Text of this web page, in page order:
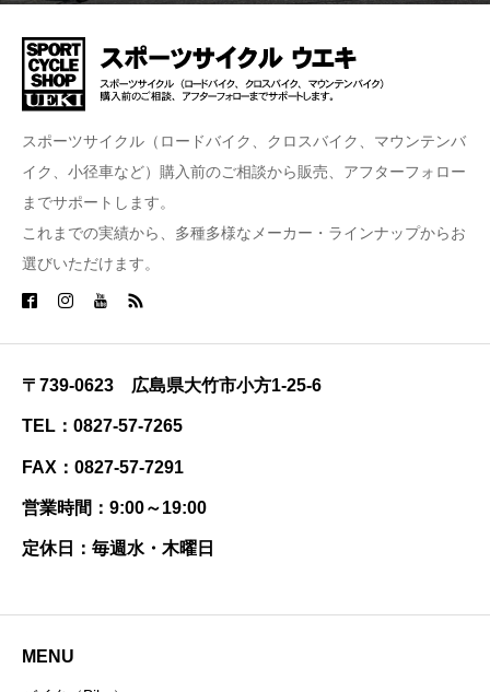
スポーツサイクル（ロードバイク、クロスバイク、マウンテンバ
イク、小径車など）購入前のご相談から販売、アフターフォロー
までサポートします。
これまでの実績から、多種多様なメーカー・ラインナップからお
選びいただけます。
〒739-0623 広島県大竹市小方1-25-6
TEL：0827-57-7265
FAX：0827-57-7291
営業時間：9:00～19:00
定休日：毎週水・木曜日
MENU